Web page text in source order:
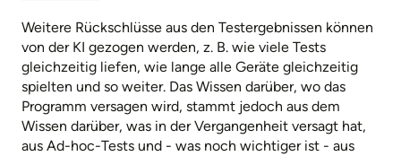
Weitere Rückschlüsse aus den Testergebnissen können
von der KI gezogen werden, z. B. wie viele Tests
gleichzeitig liefen, wie lange alle Geräte gleichzeitig
spielten und so weiter. Das Wissen darüber, wo das
Programm versagen wird, stammt jedoch aus dem
Wissen darüber, was in der Vergangenheit versagt hat,
aus Ad-hoc-Tests und - was noch wichtiger ist - aus